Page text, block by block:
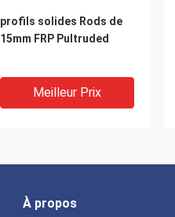
profils solides Rods de
15mm FRP Pultruded
Meilleur Prix
À propos